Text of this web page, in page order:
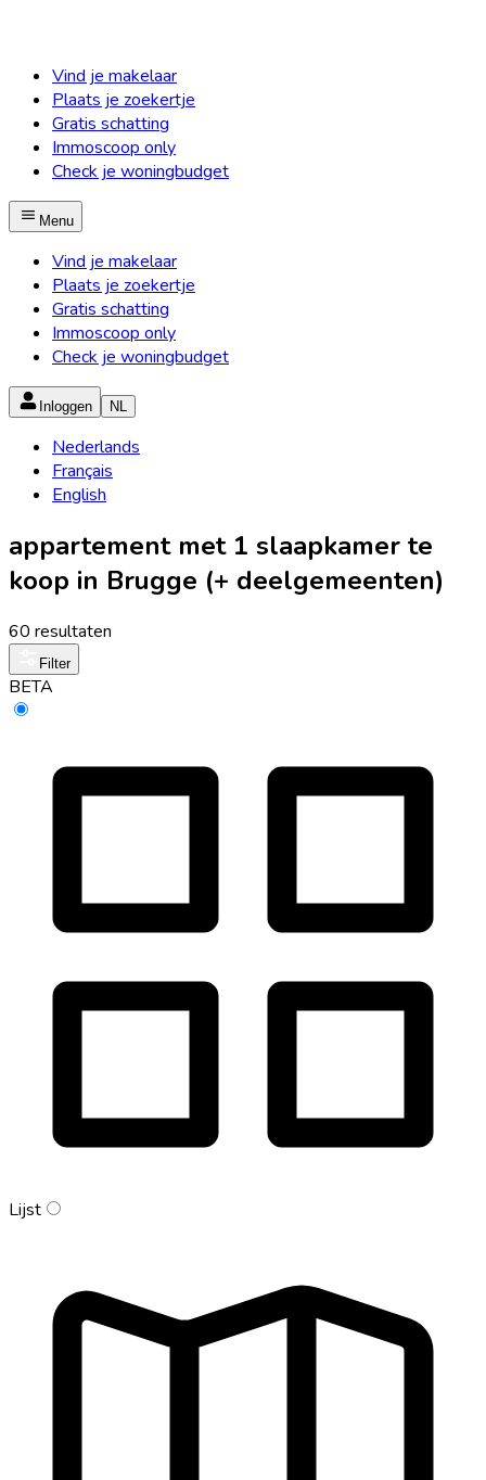
Vind je makelaar
Plaats je zoekertje
Gratis schatting
Immoscoop only
Check je woningbudget
Menu
Vind je makelaar
Plaats je zoekertje
Gratis schatting
Immoscoop only
Check je woningbudget
Inloggen NL
Nederlands
Français
English
appartement met 1 slaapkamer te
koop in Brugge (+ deelgemeenten)
60 resultaten
Filter
BETA
Lijst